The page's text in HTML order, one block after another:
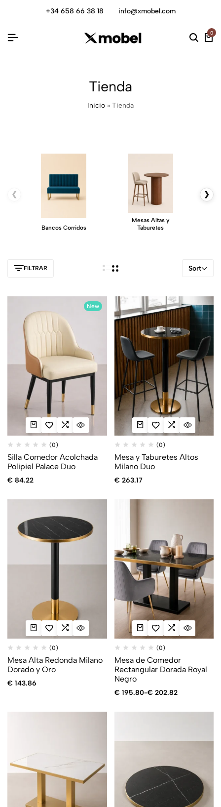
+34 658 66 38 18 info@xmobel.com
0
Tienda
Inicio » Tienda
❮
Bancos Corridos
Mesas Altas y
Taburetes
❯
FILTRAR Sort
New
(0)
Silla Comedor Acolchada
Polipiel Palace Duo
€ 84.22
(0)
Mesa y Taburetes Altos
Milano Duo
€ 263.17
(0)
Mesa Alta Redonda Milano
Dorado y Oro
€ 143.86
(0)
Mesa de Comedor
Rectangular Dorada Royal
Negro
€ 195.80-€ 202.82